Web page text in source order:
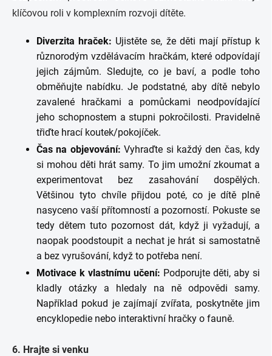
klíčovou roli v komplexním rozvoji dítěte.
Diverzita hraček: Ujistěte se, že děti mají přístup k
různorodým vzdělávacím hračkám, které odpovídají
jejich zájmům. Sledujte, co je baví, a podle toho
obměňujte nabídku. Je podstatné, aby dítě nebylo
zavalené hračkami a pomůckami neodpovídající
jeho schopnostem a stupni pokročilosti. Pravidelně
třiďte hrací koutek/pokojíček.
Čas na objevování: Vyhraďte si každý den čas, kdy
si mohou děti hrát samy. To jim umožní zkoumat a
experimentovat bez zasahování dospělých.
Většinou tyto chvíle přijdou poté, co je dítě plně
nasyceno vaší přítomností a pozorností. Pokuste se
tedy dětem tuto pozornost dát, když ji vyžadují, a
naopak poodstoupit a nechat je hrát si samostatně
a bez vyrušování, když to potřeba není.
Motivace k vlastnímu učení: Podporujte děti, aby si
kladly otázky a hledaly na ně odpovědi samy.
Například pokud je zajímají zvířata, poskytněte jim
encyklopedie nebo interaktivní hračky o fauně.
6. Hrajte si venku